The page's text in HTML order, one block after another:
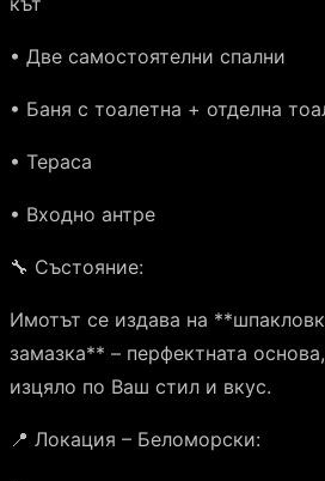
• Две самостоятелни спални
• Баня с тоалетна + отделна
• Тераса
• Входно антре
🔧 Състояние:
Имотът се издава на
замазка** – перфектната
изцяло по Ваш стил и вкус.
📍 Локация – Беломорски: